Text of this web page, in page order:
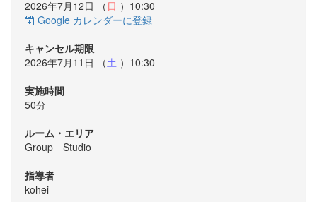
2026年7月12日 （ 日 ）10:30
Google カレンダーに登録
キャンセル期限
2026年7月11日 （土 ）10:30
実施時間
50分
ルーム・エリア
Group Studio
指導者
kohei